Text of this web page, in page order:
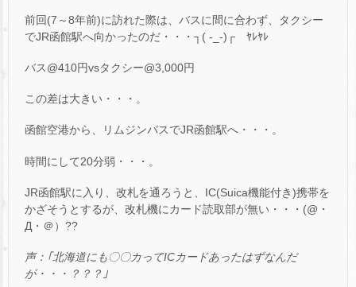
前回(7～8年前)に訪れた際は、バスに間に合わず、タクシー
でJR函館駅へ向かったのだ・・・┐( -_-)┌ ﾔﾚﾔﾚ
バス@410円vsタクシー@3,000円
この差は大きい・・・。
函館空港から、リムジンバスでJR函館駅へ・・・。
時間にして20分弱・・・。
JR函館駅に入り、改札を通ろうと、IC(Suica機能付き)携帯を
かざそうとするが、改札機にカード読取部が無い・・・(@・
Д・＠）??
声：｢北海道にも〇〇カってICカードあったはずなんだ
が・・・？？？｣